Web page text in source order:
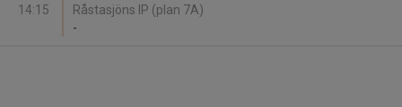
14:15
Råstasjöns IP (plan 7A)
-